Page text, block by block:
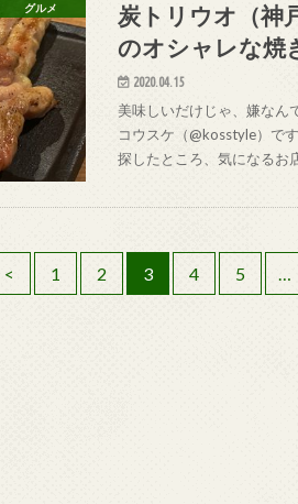
グルメ
炭トリウオ（神
のオシャレな焼
2020.04.15
美味しいだけじゃ、嫌なん
コウスケ（@kosstyle）で
探したところ、気になるお
< 1 2 3 4 5 …